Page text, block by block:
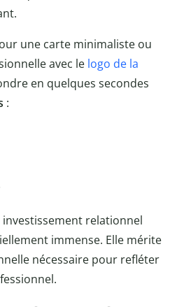
une carte minimaliste ou
avec le logo de la
en quelques secondes
:
relationnel
immense. Elle mérite
nécessaire pour refléter